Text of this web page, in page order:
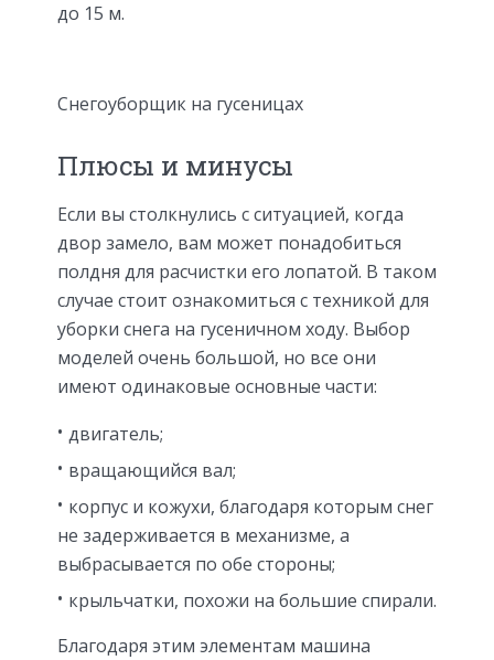
до 15 м.
Снегоуборщик на гусеницах
Плюсы и минусы
Если вы столкнулись с ситуацией, когда
двор замело, вам может понадобиться
полдня для расчистки его лопатой. В таком
случае стоит ознакомиться с техникой для
уборки снега на гусеничном ходу. Выбор
моделей очень большой, но все они
имеют одинаковые основные части:
двигатель;
вращающийся вал;
корпус и кожухи, благодаря которым снег
не задерживается в механизме, а
выбрасывается по обе стороны;
крыльчатки, похожи на большие спирали.
Благодаря этим элементам машина